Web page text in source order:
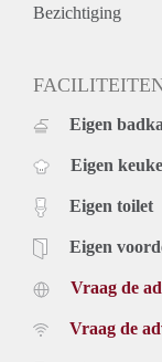
via
Bezichtiging
Eigen
Eigen
Eigen toilet
Eigen
Vraag de
Vraag de